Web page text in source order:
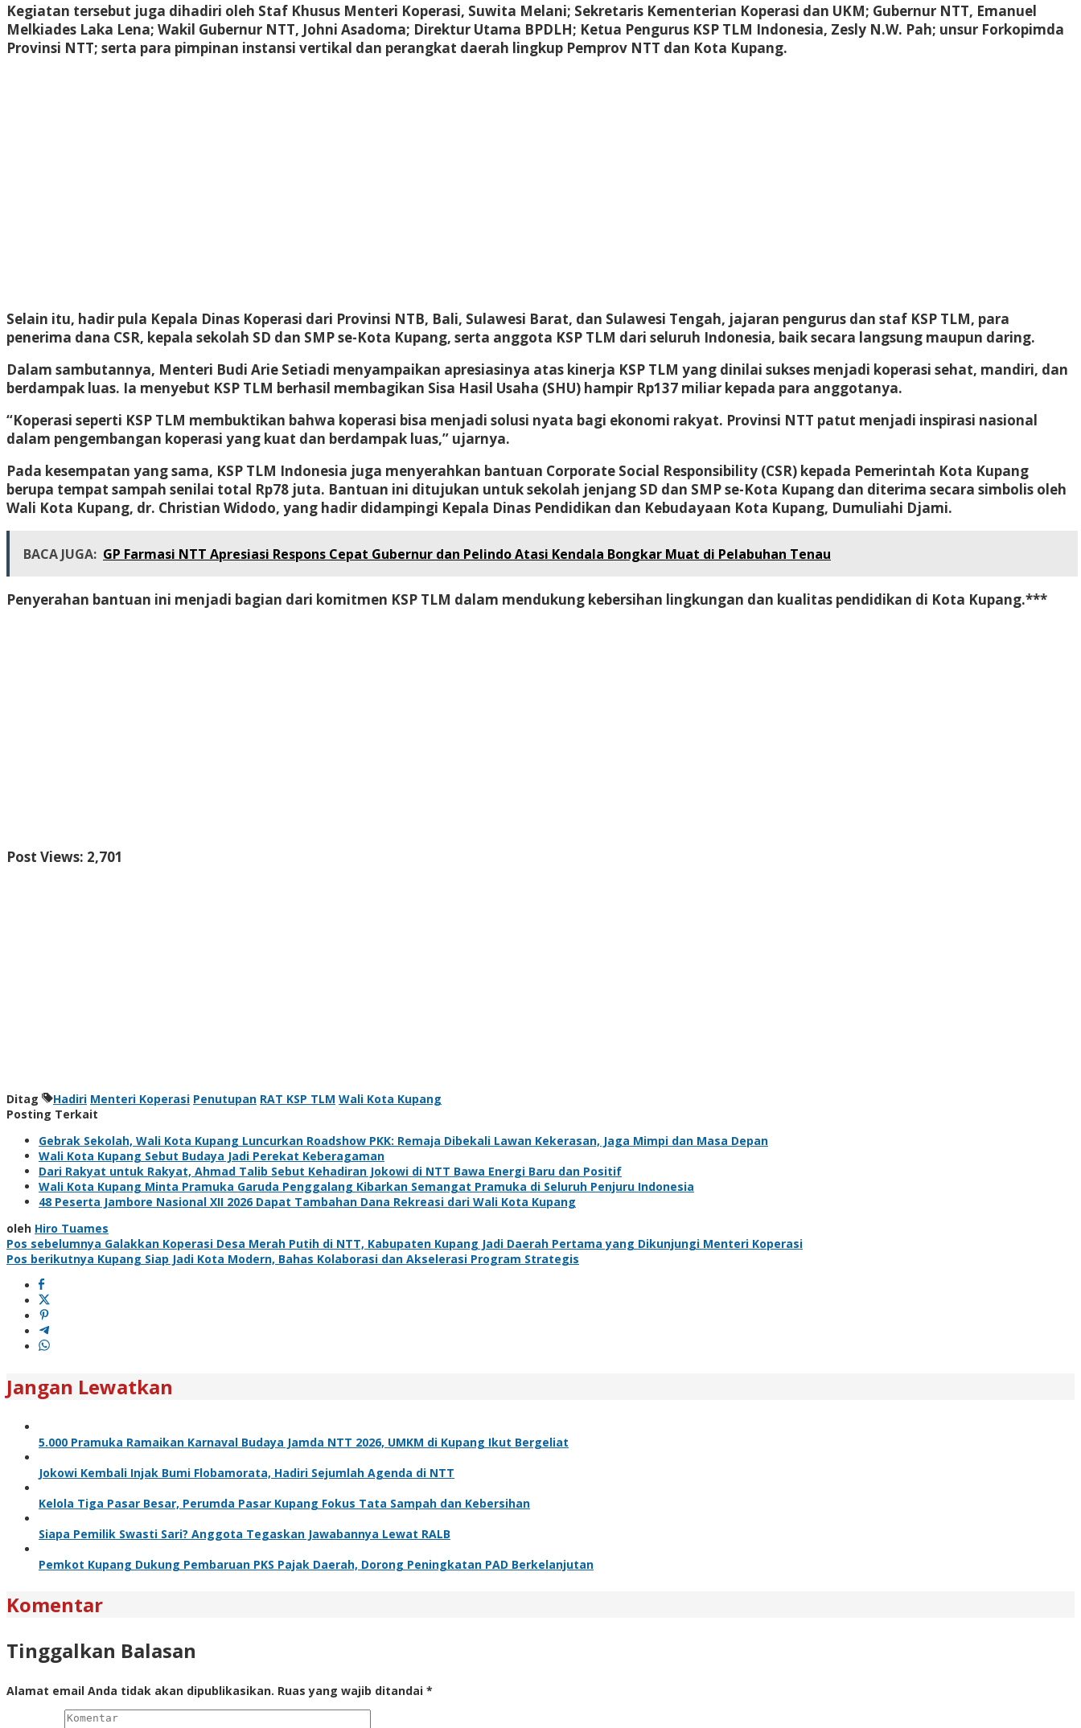
Kegiatan tersebut juga dihadiri oleh Staf Khusus Menteri Koperasi, Suwita Melani; Sekretaris Kementerian Koperasi dan UKM; Gubernur NTT, Emanuel
Melkiades Laka Lena; Wakil Gubernur NTT, Johni Asadoma; Direktur Utama BPDLH; Ketua Pengurus KSP TLM Indonesia, Zesly N.W. Pah; unsur Forkopimda
Provinsi NTT; serta para pimpinan instansi vertikal dan perangkat daerah lingkup Pemprov NTT dan Kota Kupang.
Selain itu, hadir pula Kepala Dinas Koperasi dari Provinsi NTB, Bali, Sulawesi Barat, dan Sulawesi Tengah, jajaran pengurus dan staf KSP TLM, para
penerima dana CSR, kepala sekolah SD dan SMP se-Kota Kupang, serta anggota KSP TLM dari seluruh Indonesia, baik secara langsung maupun daring.
Dalam sambutannya, Menteri Budi Arie Setiadi menyampaikan apresiasinya atas kinerja KSP TLM yang dinilai sukses menjadi koperasi sehat, mandiri, dan
berdampak luas. Ia menyebut KSP TLM berhasil membagikan Sisa Hasil Usaha (SHU) hampir Rp137 miliar kepada para anggotanya.
“Koperasi seperti KSP TLM membuktikan bahwa koperasi bisa menjadi solusi nyata bagi ekonomi rakyat. Provinsi NTT patut menjadi inspirasi nasional
dalam pengembangan koperasi yang kuat dan berdampak luas,” ujarnya.
Pada kesempatan yang sama, KSP TLM Indonesia juga menyerahkan bantuan Corporate Social Responsibility (CSR) kepada Pemerintah Kota Kupang
berupa tempat sampah senilai total Rp78 juta. Bantuan ini ditujukan untuk sekolah jenjang SD dan SMP se-Kota Kupang dan diterima secara simbolis oleh
Wali Kota Kupang, dr. Christian Widodo, yang hadir didampingi Kepala Dinas Pendidikan dan Kebudayaan Kota Kupang, Dumuliahi Djami.
BACA JUGA: GP Farmasi NTT Apresiasi Respons Cepat Gubernur dan Pelindo Atasi Kendala Bongkar Muat di Pelabuhan Tenau
Penyerahan bantuan ini menjadi bagian dari komitmen KSP TLM dalam mendukung kebersihan lingkungan dan kualitas pendidikan di Kota Kupang.***
Post Views: 2,701
Ditag Hadiri Menteri Koperasi Penutupan RAT KSP TLM Wali Kota Kupang
Posting Terkait
Gebrak Sekolah, Wali Kota Kupang Luncurkan Roadshow PKK: Remaja Dibekali Lawan Kekerasan, Jaga Mimpi dan Masa Depan
Wali Kota Kupang Sebut Budaya Jadi Perekat Keberagaman
Dari Rakyat untuk Rakyat, Ahmad Talib Sebut Kehadiran Jokowi di NTT Bawa Energi Baru dan Positif
Wali Kota Kupang Minta Pramuka Garuda Penggalang Kibarkan Semangat Pramuka di Seluruh Penjuru Indonesia
48 Peserta Jambore Nasional XII 2026 Dapat Tambahan Dana Rekreasi dari Wali Kota Kupang
oleh Hiro Tuames
Navigasi
pos
Pos sebelumnya Galakkan Koperasi Desa Merah Putih di NTT, Kabupaten Kupang Jadi Daerah Pertama yang Dikunjungi Menteri Koperasi
Pos berikutnya Kupang Siap Jadi Kota Modern, Bahas Kolaborasi dan Akselerasi Program Strategis
Jangan Lewatkan
5.000 Pramuka Ramaikan Karnaval Budaya Jamda NTT 2026, UMKM di Kupang Ikut Bergeliat
Jokowi Kembali Injak Bumi Flobamorata, Hadiri Sejumlah Agenda di NTT
Kelola Tiga Pasar Besar, Perumda Pasar Kupang Fokus Tata Sampah dan Kebersihan
Siapa Pemilik Swasti Sari? Anggota Tegaskan Jawabannya Lewat RALB
Pemkot Kupang Dukung Pembaruan PKS Pajak Daerah, Dorong Peningkatan PAD Berkelanjutan
Komentar
Tinggalkan Balasan
Alamat email Anda tidak akan dipublikasikan. Ruas yang wajib ditandai *